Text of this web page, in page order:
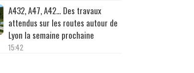
A432, A47, A42… Des travaux
attendus sur les routes autour de
Lyon la semaine prochaine
15:42